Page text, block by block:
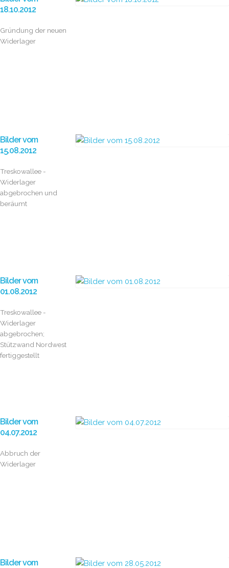
18.10.2012
Gründung der neuen
Widerlager
Bilder vom
15.08.2012
Treskowallee -
Widerlager
abgebrochen und
beräumt
Bilder vom
01.08.2012
Treskowallee -
Widerlager
abgebrochen;
Stützwand Nordwest
fertiggestellt
Bilder vom
04.07.2012
Abbruch der
Widerlager
Bilder vom